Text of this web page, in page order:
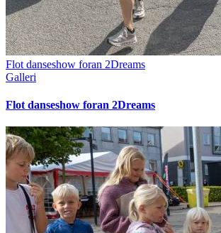
Flot danseshow foran 2Dreams
Galleri
Flot danseshow foran 2Dreams